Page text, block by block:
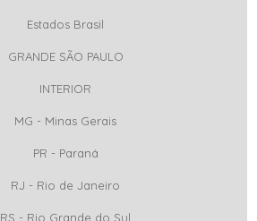
Estados Brasil
GRANDE SÃO PAULO
INTERIOR
MG - Minas Gerais
PR - Paraná
RJ - Rio de Janeiro
RS - Rio Grande do Sul